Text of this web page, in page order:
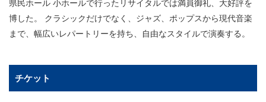
県民ホール 小ホールで行ったリサイタルでは満員御礼、大好評を
博した。 クラシックだけでなく、ジャズ、ポップスから現代音楽
まで、幅広いレパートリーを持ち、自由なスタイルで演奏する。
チケット